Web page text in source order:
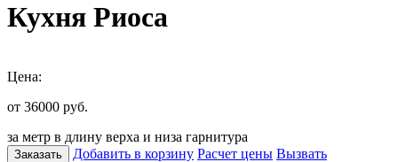
Кухня Риоса
Цена:
от 36000 руб.
за метр в длину верха и низа гарнитура
Заказать Добавить в корзину Расчет цены Вызвать